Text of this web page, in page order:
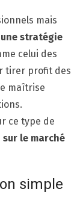
mais
stratégie
celui des
tirer profit des
maîtrise
ce type de
le marché
simple